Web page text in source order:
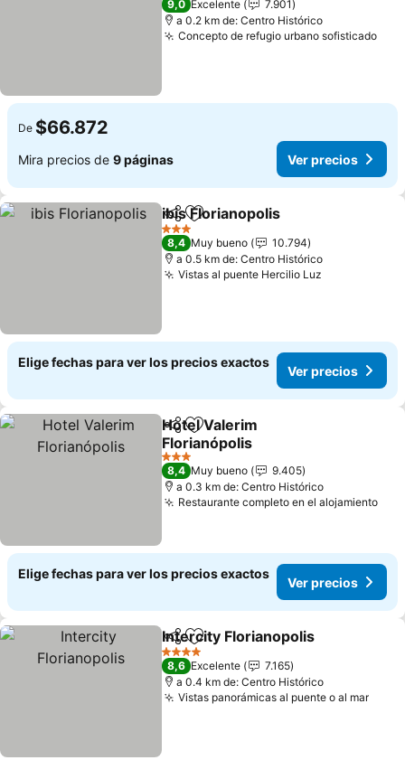
9,0 Excelente
7.901
a 0.2 km de: Centro Histórico
Concepto de refugio urbano sofisticadoVer
De $66.872
Mira precios de 9 páginas Ver precios
CompartirAgregar a favoritos
ibis Florianopolis
3 Estrellas
8,4 Muy bueno
10.794
a 0.5 km de: Centro Histórico
Vistas al puente Hercilio Luz
Elige fechas para ver los precios exactos
Ver precios
CompartirAgregar a favoritos
Hotel Valerim
Florianópolis
Ver precios
3 Estrellas
8,4 Muy bueno
9.405
a 0.3 km de: Centro Histórico
Restaurante completo en el alojamientoVer
Elige fechas para ver los precios exactos
Ver precios
CompartirAgregar a favoritos
Intercity Florianopolis
4 Estrellas
8,6 Excelente
7.165
a 0.4 km de: Centro Histórico
Vistas panorámicas al puente o al marVer